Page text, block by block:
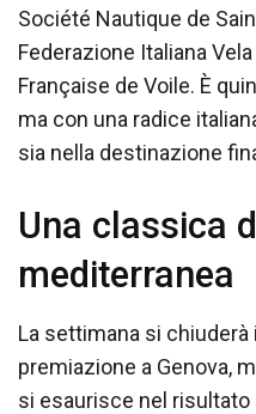
Société Nautique de
Federazione Italiana
Française de Voile. È
ma con una radice
sia nella destinazione
Una classica
mediterranea
La settimana si chiuderà
premiazione a Genova,
si esaurisce nel